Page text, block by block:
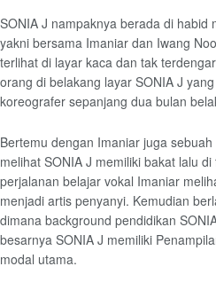
SONIA J nampaknya berada di habid
yakni bersama Imaniar dan Iwang
terlihat di layar kaca dan tak
orang di belakang layar SONIA J
koreografer sepanjang dua bulan
Bertemu dengan Imaniar juga
melihat SONIA J memiliki bakat lalu
perjalanan belajar vokal Imaniar
menjadi artis penyanyi. Kemudian
dimana background pendidikan
besarnya SONIA J memiliki
modal utama.